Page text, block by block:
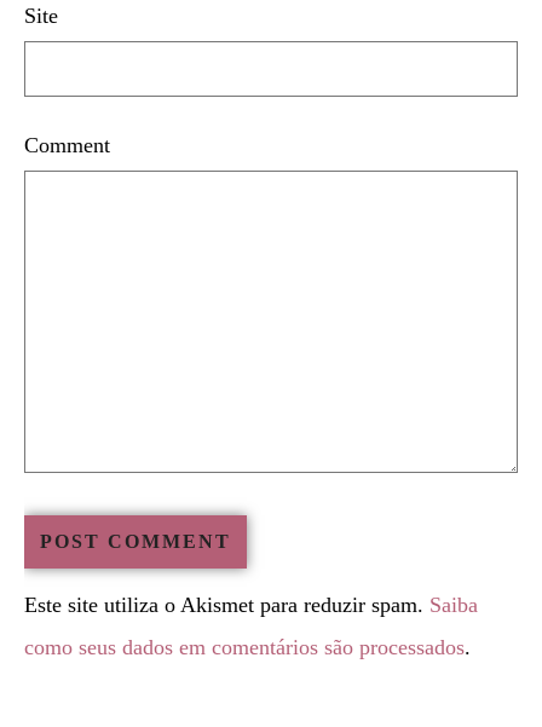
Site
Comment
Este site utiliza o Akismet para reduzir spam. Saiba
como seus dados em comentários são processados.